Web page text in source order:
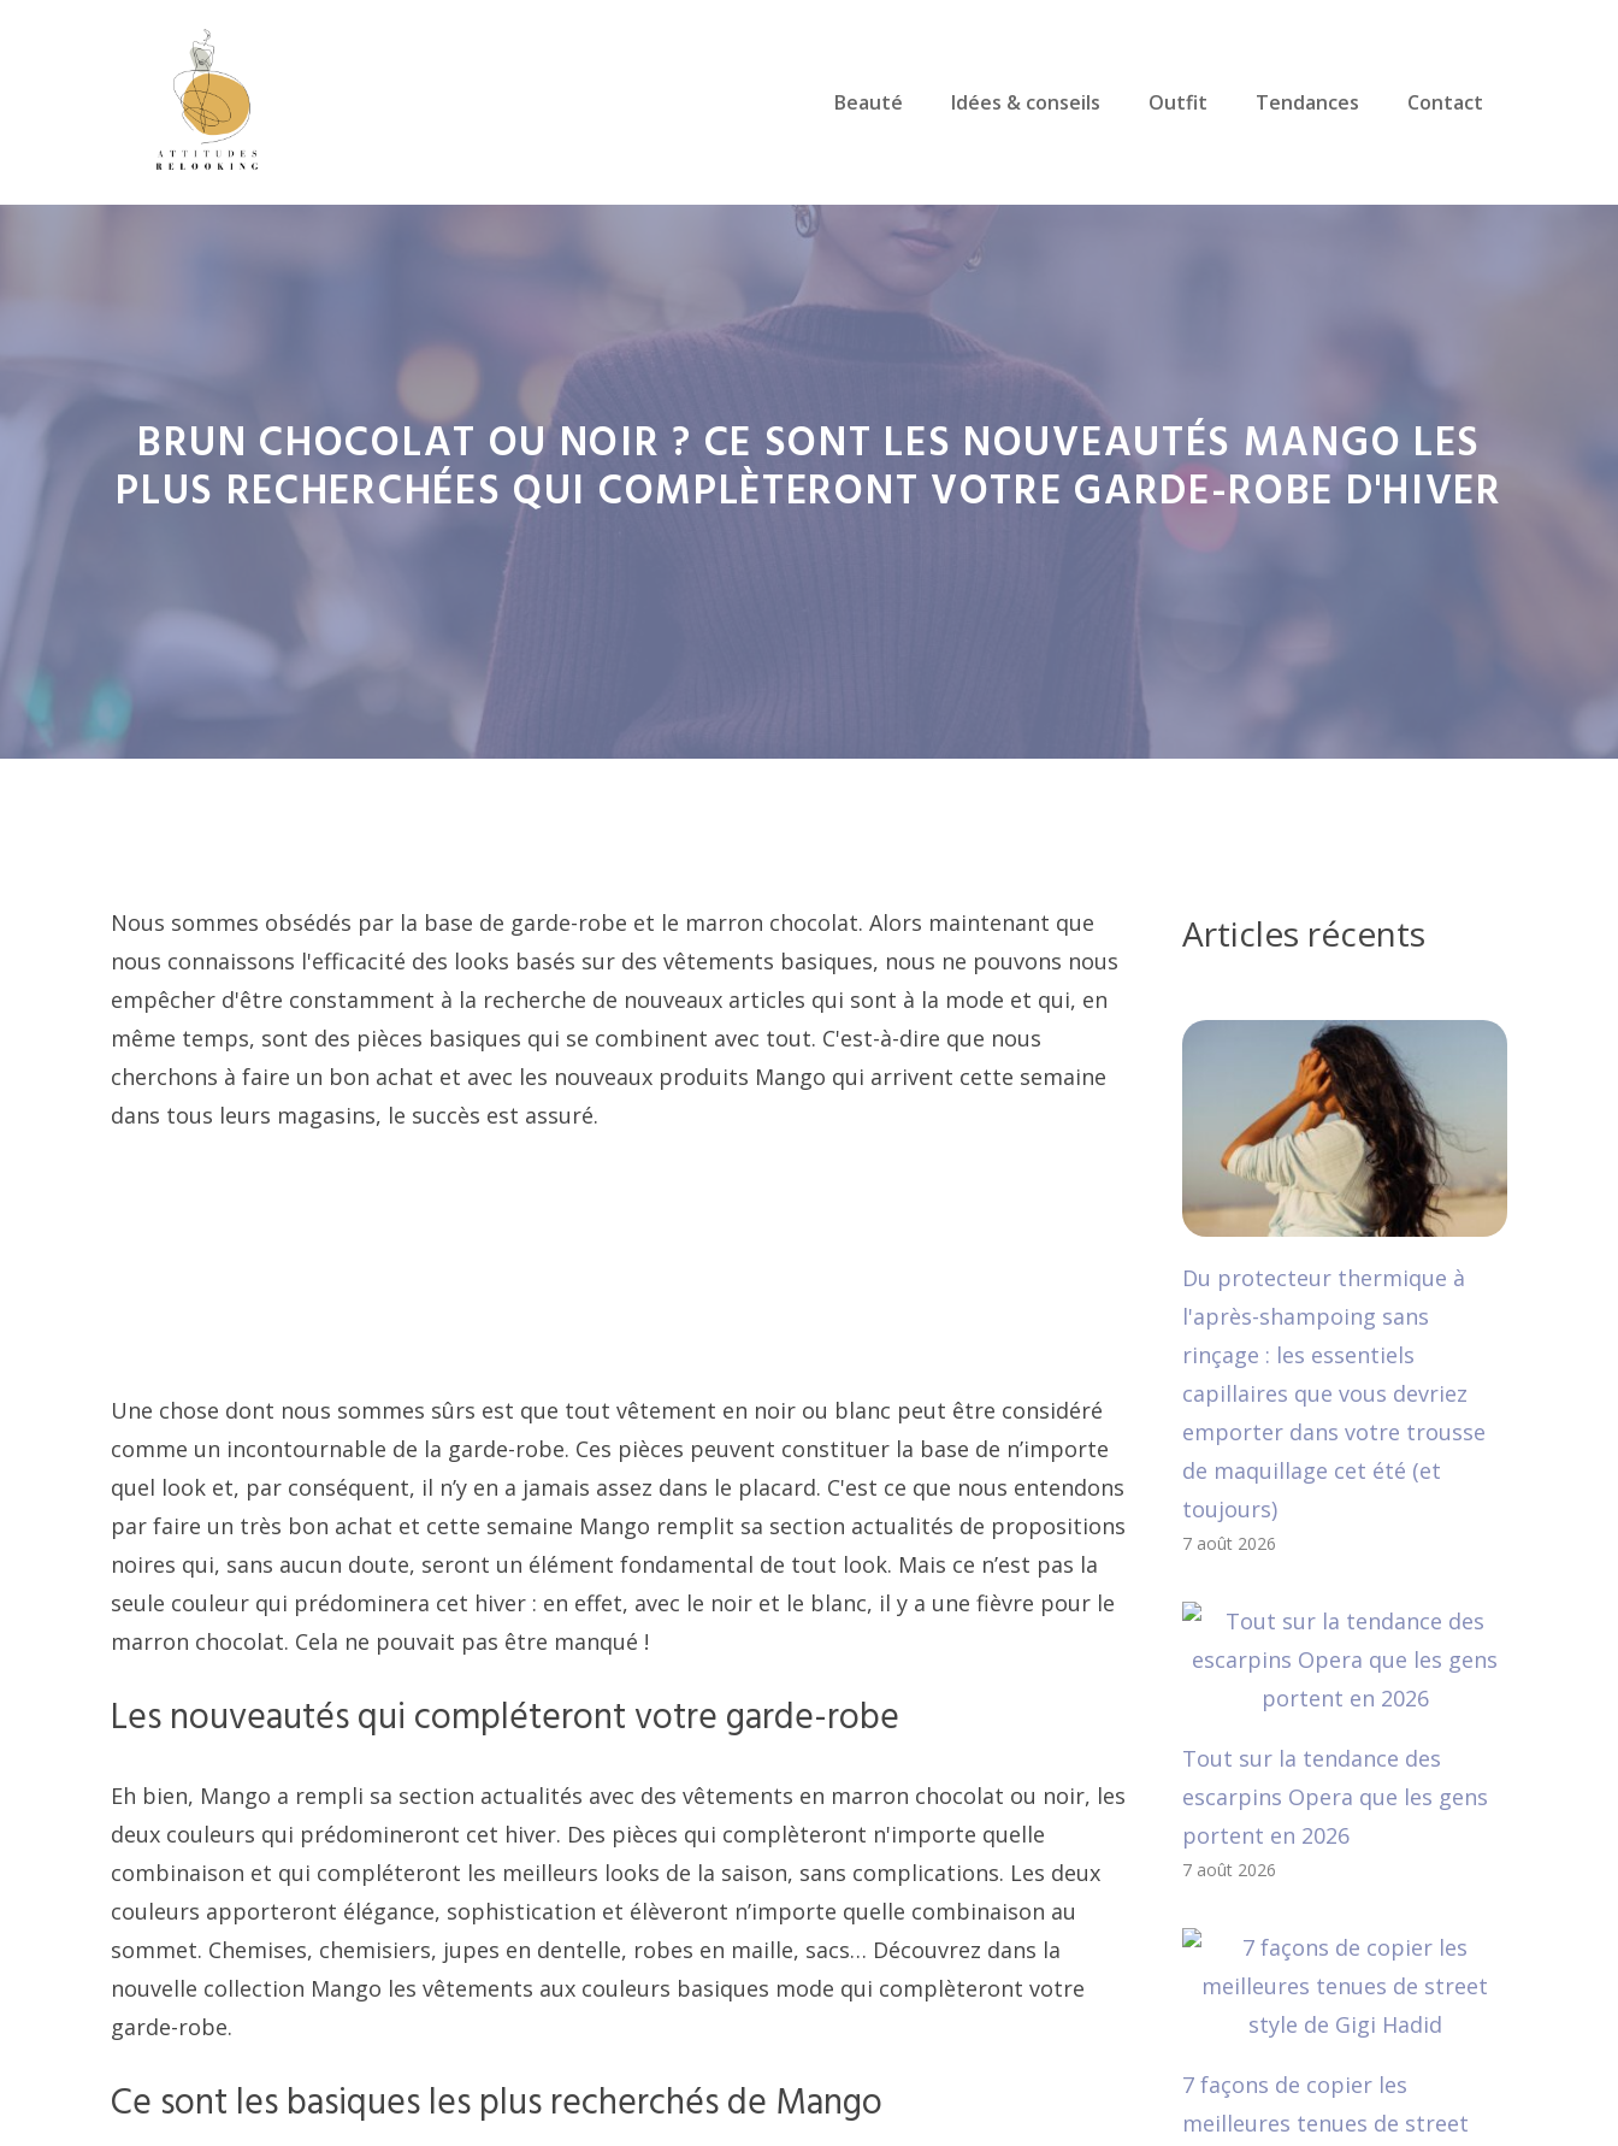
Beauté Idées & conseils Outfit Tendances Contact
BRUN CHOCOLAT OU NOIR ? CE SONT LES NOUVEAUTÉS MANGO LES
PLUS RECHERCHÉES QUI COMPLÈTERONT VOTRE GARDE-ROBE D'HIVER
Nous sommes obsédés par la base de garde-robe et le marron chocolat. Alors maintenant que
nous connaissons l'efficacité des looks basés sur des vêtements basiques, nous ne pouvons nous
empêcher d'être constamment à la recherche de nouveaux articles qui sont à la mode et qui, en
même temps, sont des pièces basiques qui se combinent avec tout. C'est-à-dire que nous
cherchons à faire un bon achat et avec les nouveaux produits Mango qui arrivent cette semaine
dans tous leurs magasins, le succès est assuré.
Une chose dont nous sommes sûrs est que tout vêtement en noir ou blanc peut être considéré
comme un incontournable de la garde-robe. Ces pièces peuvent constituer la base de n’importe
quel look et, par conséquent, il n’y en a jamais assez dans le placard. C'est ce que nous entendons
par faire un très bon achat et cette semaine Mango remplit sa section actualités de propositions
noires qui, sans aucun doute, seront un élément fondamental de tout look. Mais ce n’est pas la
seule couleur qui prédominera cet hiver : en effet, avec le noir et le blanc, il y a une fièvre pour le
marron chocolat. Cela ne pouvait pas être manqué !
Les nouveautés qui compléteront votre garde-robe
Eh bien, Mango a rempli sa section actualités avec des vêtements en marron chocolat ou noir, les
deux couleurs qui prédomineront cet hiver. Des pièces qui complèteront n'importe quelle
combinaison et qui compléteront les meilleurs looks de la saison, sans complications. Les deux
couleurs apporteront élégance, sophistication et élèveront n’importe quelle combinaison au
sommet. Chemises, chemisiers, jupes en dentelle, robes en maille, sacs… Découvrez dans la
nouvelle collection Mango les vêtements aux couleurs basiques mode qui complèteront votre
garde-robe.
Ce sont les basiques les plus recherchés de Mango
Articles récents
Du protecteur thermique à
l'après-shampoing sans
rinçage : les essentiels
capillaires que vous devriez
emporter dans votre trousse
de maquillage cet été (et
toujours)
7 août 2026
Tout sur la tendance des
escarpins Opera que les gens
portent en 2026
7 août 2026
7 façons de copier les
meilleures tenues de street